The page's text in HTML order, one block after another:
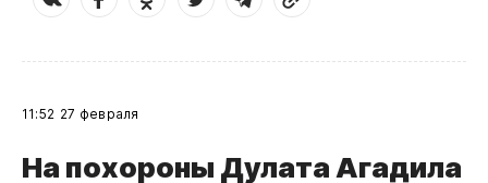
11:52 27 февраля
​На похороны Дулата Агадила